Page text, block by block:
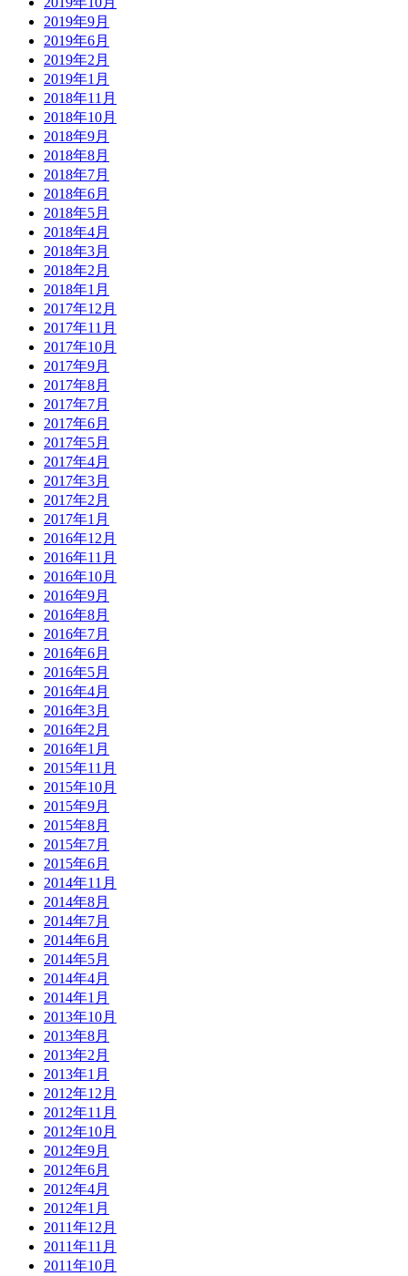
2019年9月
2019年6月
2019年2月
2019年1月
2018年11月
2018年10月
2018年9月
2018年8月
2018年7月
2018年6月
2018年5月
2018年4月
2018年3月
2018年2月
2018年1月
2017年12月
2017年11月
2017年10月
2017年9月
2017年8月
2017年7月
2017年6月
2017年5月
2017年4月
2017年3月
2017年2月
2017年1月
2016年12月
2016年11月
2016年10月
2016年9月
2016年8月
2016年7月
2016年6月
2016年5月
2016年4月
2016年3月
2016年2月
2016年1月
2015年11月
2015年10月
2015年9月
2015年8月
2015年7月
2015年6月
2014年11月
2014年8月
2014年7月
2014年6月
2014年5月
2014年4月
2014年1月
2013年10月
2013年8月
2013年2月
2013年1月
2012年12月
2012年11月
2012年10月
2012年9月
2012年6月
2012年4月
2012年1月
2011年12月
2011年11月
2011年10月